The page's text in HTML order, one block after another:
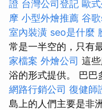
證 台灣公司登記 歐
摩 小型外燴推薦 谷
室內裝潢 seo是什麼
常是一半空的，只有
家檔案 外燴公司 這
浴的形式提供。 巴巴
網路行銷公司 復健師
島上的人們主要是非